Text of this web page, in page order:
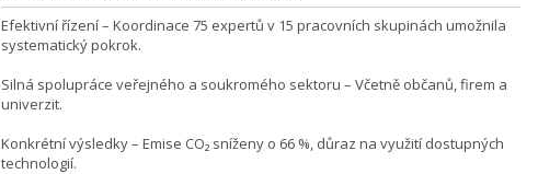
Efektivní řízení – Koordinace 75 expertů v 15 pracovních skupinách umožnila
systematický pokrok.
Silná spolupráce veřejného a soukromého sektoru – Včetně občanů, firem a
univerzit.
Konkrétní výsledky – Emise CO₂ sníženy o 66 %, důraz na využití dostupných
technologií.